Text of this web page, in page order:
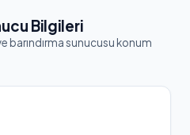
Bilgileri
barındırma sunucusu konum